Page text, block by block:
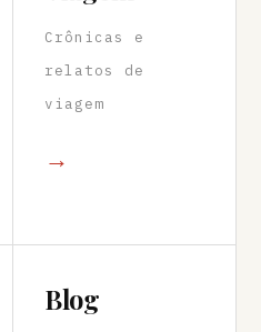
Crônicas e
relatos de
viagem
→
Blog